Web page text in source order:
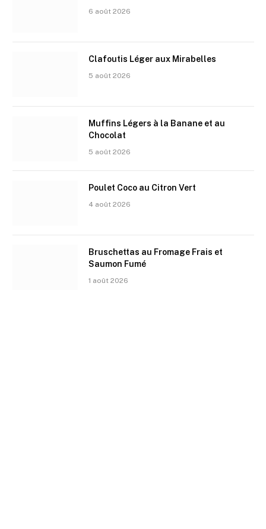
6 août 2026
Clafoutis Léger aux Mirabelles
5 août 2026
Muffins Légers à la Banane et au
Chocolat
5 août 2026
Poulet Coco au Citron Vert
4 août 2026
Bruschettas au Fromage Frais et
Saumon Fumé
1 août 2026